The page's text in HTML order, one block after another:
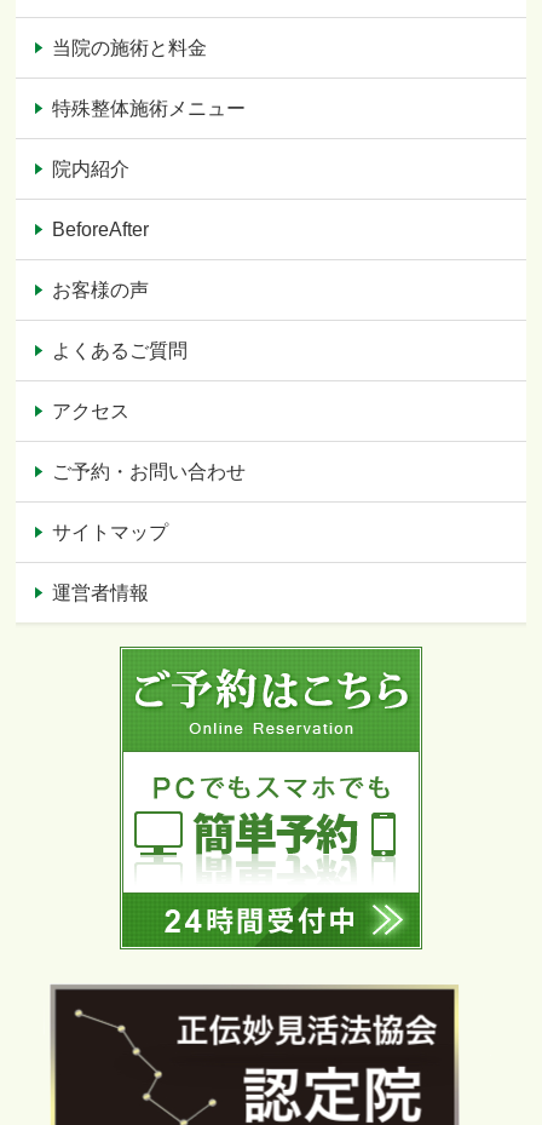
当院の施術と料金
特殊整体施術メニュー
院内紹介
BeforeAfter
お客様の声
よくあるご質問
アクセス
ご予約・お問い合わせ
サイトマップ
運営者情報